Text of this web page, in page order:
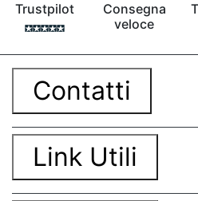
Trustpilot
Consegna
veloce
Contatti
Link Utili